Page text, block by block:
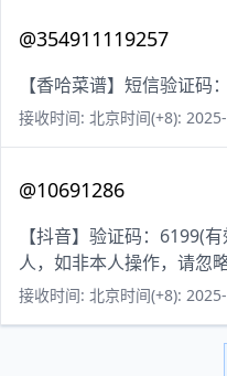
@354911119257
【香哈菜谱】短信验证码
接收时间: 北京时间(+8):
@10691286
【抖音】验证码：6199(
人，如非本人操作，请忽
接收时间: 北京时间(+8):